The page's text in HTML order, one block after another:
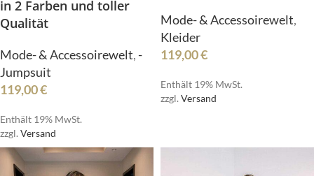
in 2 Farben und toller
Qualität
Mode- & Accessoirewelt, -
Jumpsuit
119,00€
Enthält 19% MwSt.
zzgl. Versand
Mode- & Accessoirewelt,
Kleider
119,00€
Enthält 19% MwSt.
zzgl. Versand